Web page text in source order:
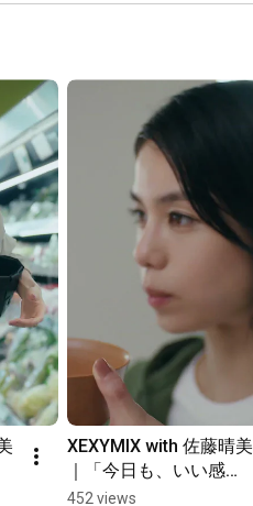
XEXYMIX with 佐藤晴美
｜「今日も、いい感
じ。」日常編 #xexymix
452 views